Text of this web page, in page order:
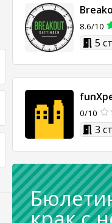
8.6/10
5
0/10
3